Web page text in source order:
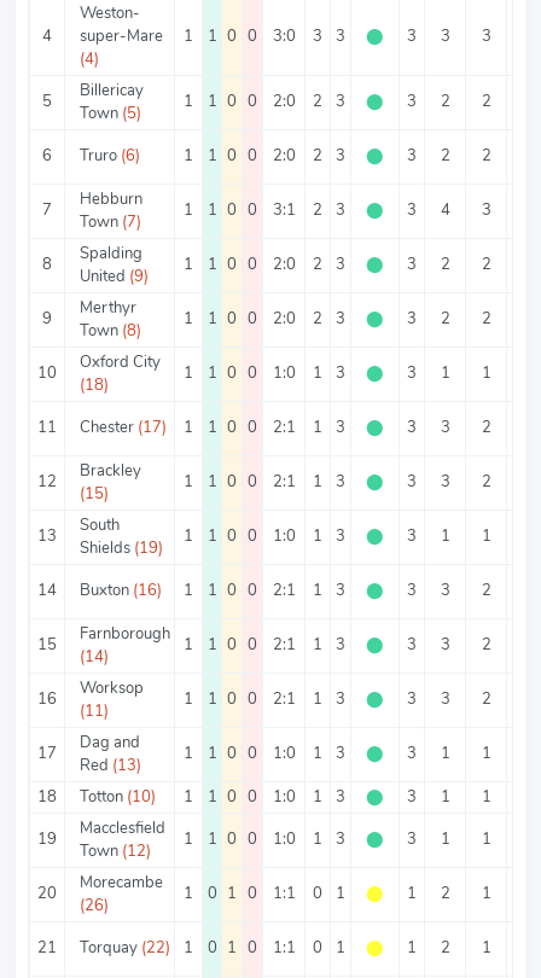
4
Weston-
super-Mare
(4)
1 1 0 0 3:0 3 3 ⬤ 3 3 3
5
Billericay
Town (5)
1 1 0 0 2:0 2 3 ⬤ 3 2 2
6 Truro (6) 1 1 0 0 2:0 2 3 ⬤ 3 2 2
7
Hebburn
Town (7)
1 1 0 0 3:1 2 3 ⬤ 3 4 3
8
Spalding
United (9)
1 1 0 0 2:0 2 3 ⬤ 3 2 2
9
Merthyr
Town (8)
1 1 0 0 2:0 2 3 ⬤ 3 2 2
10
Oxford City
(18)
1 1 0 0 1:0 1 3 ⬤ 3 1 1
11 Chester (17) 1 1 0 0 2:1 1 3 ⬤ 3 3 2
12
Brackley
(15)
1 1 0 0 2:1 1 3 ⬤ 3 3 2
13
South
Shields (19)
1 1 0 0 1:0 1 3 ⬤ 3 1 1
14 Buxton (16) 1 1 0 0 2:1 1 3 ⬤ 3 3 2
15
Farnborough
(14)
1 1 0 0 2:1 1 3 ⬤ 3 3 2
16
Worksop
(11)
1 1 0 0 2:1 1 3 ⬤ 3 3 2
17
Dag and
Red (13)
1 1 0 0 1:0 1 3 ⬤ 3 1 1
18
Totton (10) 1 1 0 0 1:0 1 3 ⬤ 3 1 1
19
Macclesfield
Town (12)
1 1 0 0 1:0 1 3 ⬤ 3 1 1
20
Morecambe
(26)
1 0 1 0 1:1 0 1 ⬤ 1 2 1
21 Torquay (22) 1 0 1 0 1:1 0 1 ⬤ 1 2 1